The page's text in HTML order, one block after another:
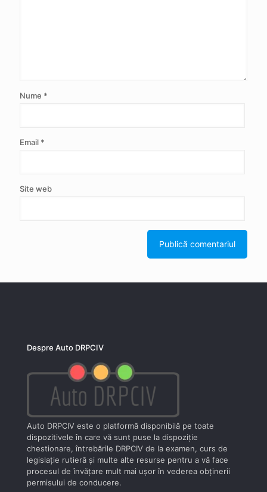
Nume *
Email *
Site web
Despre Auto DRPCIV
Auto DRPCIV este o platformă disponibilă pe toate
dispozitivele în care vă sunt puse la dispoziţie
chestionare, întrebările DRPCIV de la examen, curs de
legislaţie rutieră şi multe alte resurse pentru a vă face
procesul de învăţare mult mai uşor în vederea obţinerii
permisului de conducere.